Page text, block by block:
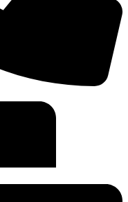
Экономика